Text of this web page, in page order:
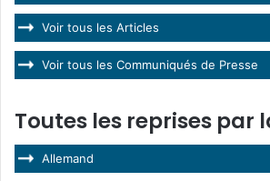
Voir tous les Articles
Voir tous les Communiqués de Presse
Toutes les reprises par
Allemand